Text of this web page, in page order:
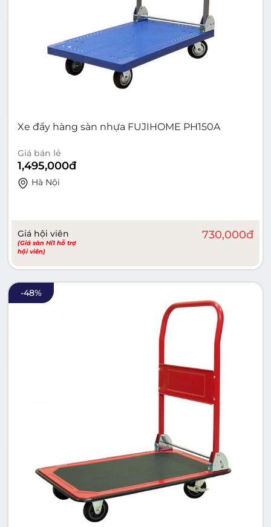
Xe đẩy hàng sàn nhựa FUJIHOME PH150A
Giá bán lẻ
1,495,000đ
Hà Nội
Giá hội viên
(Giá sàn Hi1 hỗ trợ
hội viên)
730,000đ
-48%